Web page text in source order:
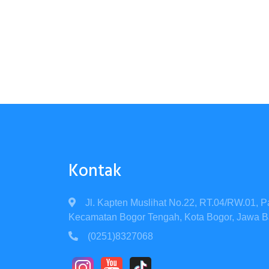
Kontak
Jl. Kapten Muslihat No.22, RT.04/RW.01,
Kecamatan Bogor Tengah, Kota Bogor, Jawa
(0251)8327068